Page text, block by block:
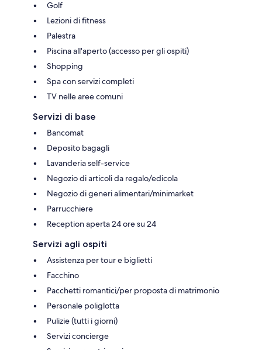
Golf
Lezioni di fitness
Palestra
Piscina all'aperto (accesso per gli ospiti)
Shopping
Spa con servizi completi
TV nelle aree comuni
Servizi di base
Bancomat
Deposito bagagli
Lavanderia self-service
Negozio di articoli da regalo/edicola
Negozio di generi alimentari/minimarket
Parrucchiere
Reception aperta 24 ore su 24
Servizi agli ospiti
Assistenza per tour e biglietti
Facchino
Pacchetti romantici/per proposta di matrimonio
Personale poliglotta
Pulizie (tutti i giorni)
Servizi concierge